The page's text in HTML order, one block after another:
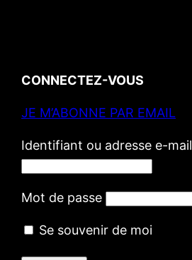
CONNECTEZ-VOUS
JE M’ABONNE PAR EMAIL
Identifiant ou adresse e-mail
Mot de passe
Se souvenir de moi